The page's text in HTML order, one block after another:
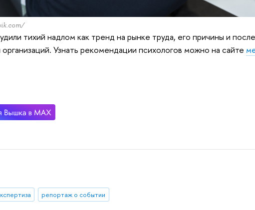
тихий надлом как тренд на рынке труда, его причины и
Узнать рекомендации психологов можно на сайте
репортаж о событии